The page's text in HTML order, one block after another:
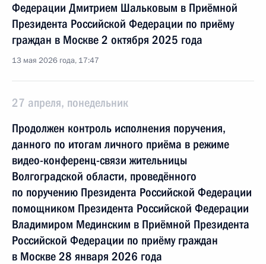
Федерации Дмитрием Шальковым в Приёмной
Президента Российской Федерации по приёму
граждан в Москве 2 октября 2025 года
13 мая 2026 года, 17:47
27 апреля, понедельник
Продолжен контроль исполнения поручения,
данного по итогам личного приёма в режиме
видео-конференц-связи жительницы
Волгоградской области, проведённого
по поручению Президента Российской Федерации
помощником Президента Российской Федерации
Владимиром Мединским в Приёмной Президента
Российской Федерации по приёму граждан
в Москве 28 января 2026 года